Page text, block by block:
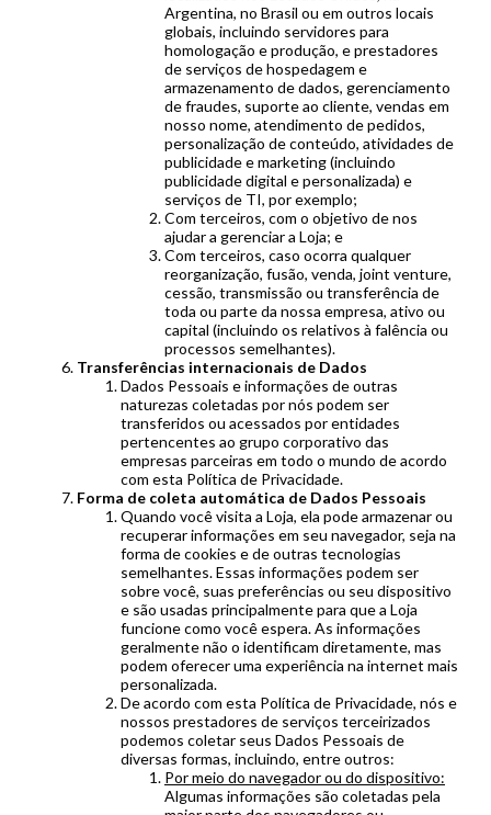
Argentina, no Brasil ou em outros locais
globais, incluindo servidores para
homologação e produção, e prestadores
de serviços de hospedagem e
armazenamento de dados, gerenciamento
de fraudes, suporte ao cliente, vendas em
nosso nome, atendimento de pedidos,
personalização de conteúdo, atividades de
publicidade e marketing (incluindo
publicidade digital e personalizada) e
serviços de TI, por exemplo;
Com terceiros, com o objetivo de nos
ajudar a gerenciar a Loja; e
Com terceiros, caso ocorra qualquer
reorganização, fusão, venda, joint venture,
cessão, transmissão ou transferência de
toda ou parte da nossa empresa, ativo ou
capital (incluindo os relativos à falência ou
processos semelhantes).
Transferências internacionais de Dados
Dados Pessoais e informações de outras
naturezas coletadas por nós podem ser
transferidos ou acessados por entidades
pertencentes ao grupo corporativo das
empresas parceiras em todo o mundo de acordo
com esta Política de Privacidade.
Forma de coleta automática de Dados Pessoais
Quando você visita a Loja, ela pode armazenar ou
recuperar informações em seu navegador, seja na
forma de cookies e de outras tecnologias
semelhantes. Essas informações podem ser
sobre você, suas preferências ou seu dispositivo
e são usadas principalmente para que a Loja
funcione como você espera. As informações
geralmente não o identificam diretamente, mas
podem oferecer uma experiência na internet mais
personalizada.
De acordo com esta Política de Privacidade, nós e
nossos prestadores de serviços terceirizados
podemos coletar seus Dados Pessoais de
diversas formas, incluindo, entre outros:
Por meio do navegador ou do dispositivo:
Algumas informações são coletadas pela